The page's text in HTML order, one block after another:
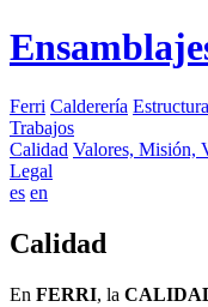
Ferri Calderería
Trabajos
Calidad Valores, Misión,
Legal
es en
Calidad
En FERRI, la